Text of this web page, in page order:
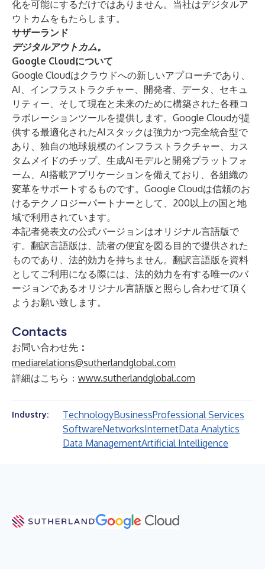
化を可能にするだけではありません。当社はデジタルア
ウトカムをもたらします。
サザーランド
デジタルアウトカム。
Google Cloudについて
Google Cloudはクラウドへの新しいアプローチであり、
AI、インフラストラクチャー、開発者、データ、セキュ
リティー、そして現在と未来のために構築された各種コ
ラボレーションツールを提供します。Google Cloudが提
供する最適化されたAIスタックは強力かつ完全統合型で
あり、独自の地球規模のインフラストラクチャー、カス
タムメイドのチップ、生成AIモデルと開発プラットフォ
ーム、AI搭載アプリケーションを備えており、各組織の
変革をサポートするものです。Google Cloudは信頼のお
けるテクノロジーパートナーとして、200以上の国と地
域で利用されています。
本記者発表文の公式バージョンはオリジナル言語版で
す。翻訳言語版は、読者の便宜を図る目的で提供された
ものであり、法的効力を持ちません。翻訳言語版を資料
としてご利用になる際には、法的効力を有する唯一のバ
ージョンであるオリジナル言語版と照らし合わせて頂く
ようお願い致します。
Contacts
お問い合わせ先 ：
mediarelations@sutherlandglobal.com
詳細はこちら： www.sutherlandglobal.com
Industry: TechnologyBusinessProfessional Services
SoftwareNetworksInternetData Analytics
Data ManagementArtificial Intelligence